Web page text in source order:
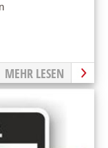
MEHR LESEN